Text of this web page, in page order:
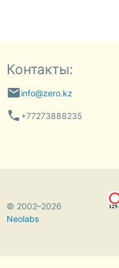
Контакты:
emailinfo@zero.kz
phone +77273888235
© 2002–2026
Neolabs